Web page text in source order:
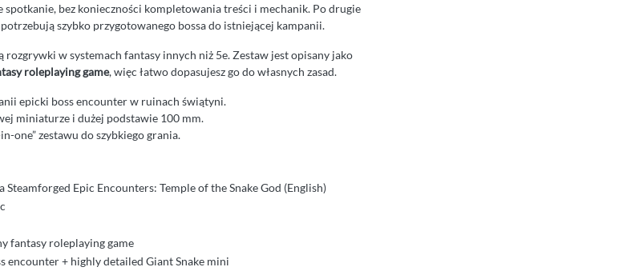
spotkanie, bez konieczności kompletowania treści i mechanik. Po drugie
szybko przygotowanego bossa do istniejącej kampanii.
w systemach fantasy innych niż 5e. Zestaw jest opisany jako
roleplaying game, więc łatwo dopasujesz go do własnych zasad.
epicki boss encounter w ruinach świątyni.
miniaturze i dużej podstawie 100 mm.
one” zestawu do szybkiego grania.
Steamforged Epic Encounters: Temple of the Snake God (English)
fantasy roleplaying game
encounter + highly detailed Giant Snake mini